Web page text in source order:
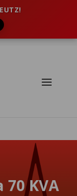
70 KVA